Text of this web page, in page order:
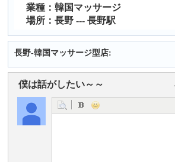
業種：韓国マッサージ
場所：長野 --- 長野駅
長野-韓国マッサージ型店:
僕は話がしたい～～